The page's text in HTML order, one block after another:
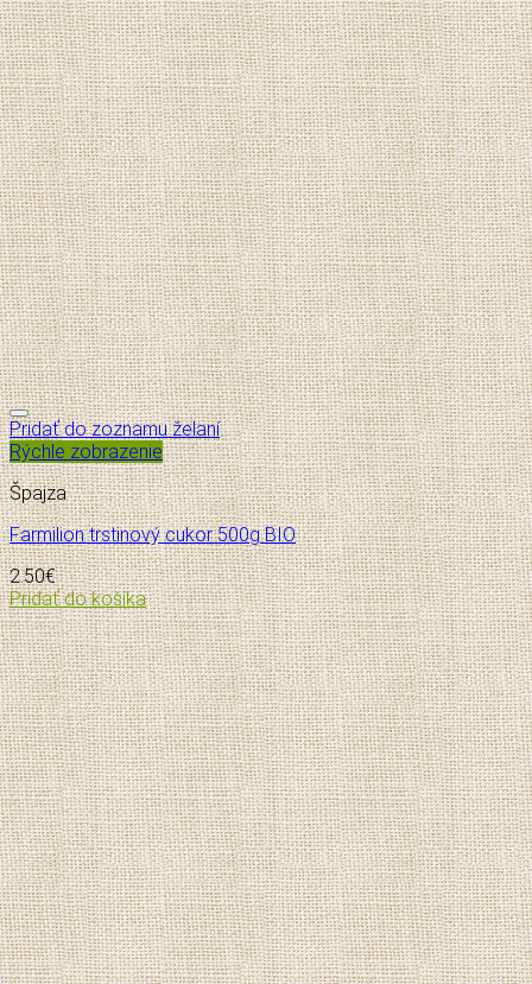
Pridať do zoznamu želaní
Rýchle zobrazenie
Špajza
Farmilion trstinový cukor 500g BIO
2.50€
Pridať do košíka